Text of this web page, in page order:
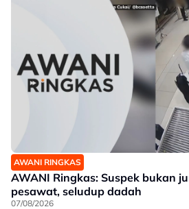
AWANI RINGKAS
AWANI Ringkas: Suspek bukan
pesawat, seludup dadah
07/08/2026